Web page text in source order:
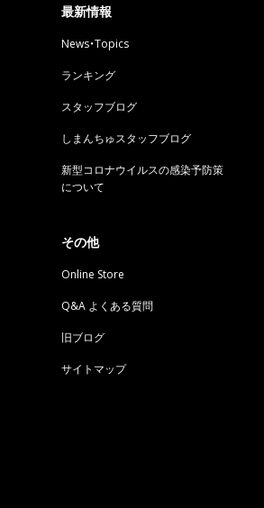
最新情報
News・Topics
ランキング
スタッフブログ
しまんちゅスタッフブログ
新型コロナウイルスの感染予防策
について
その他
Online Store
Q&A よくある質問
旧ブログ
サイトマップ